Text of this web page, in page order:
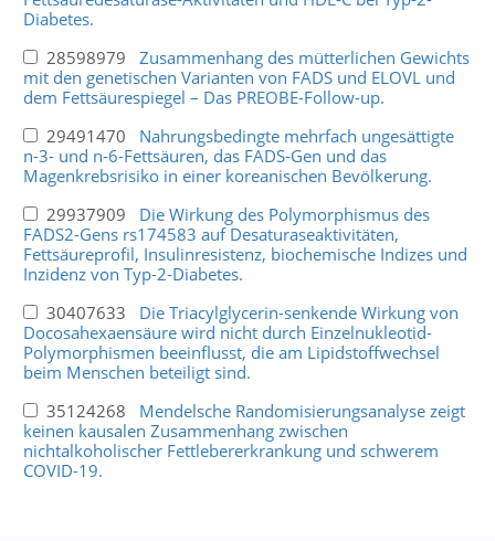
Diabetes.
28598979 Zusammenhang des mütterlichen Gewichts
mit den genetischen Varianten von FADS und ELOVL und
dem Fettsäurespiegel – Das PREOBE-Follow-up.
29491470 Nahrungsbedingte mehrfach ungesättigte
n-3- und n-6-Fettsäuren, das FADS-Gen und das
Magenkrebsrisiko in einer koreanischen Bevölkerung.
29937909 Die Wirkung des Polymorphismus des
FADS2-Gens rs174583 auf Desaturaseaktivitäten,
Fettsäureprofil, Insulinresistenz, biochemische Indizes und
Inzidenz von Typ-2-Diabetes.
30407633 Die Triacylglycerin-senkende Wirkung von
Docosahexaensäure wird nicht durch Einzelnukleotid-
Polymorphismen beeinflusst, die am Lipidstoffwechsel
beim Menschen beteiligt sind.
35124268 Mendelsche Randomisierungsanalyse zeigt
keinen kausalen Zusammenhang zwischen
nichtalkoholischer Fettlebererkrankung und schwerem
COVID-19.